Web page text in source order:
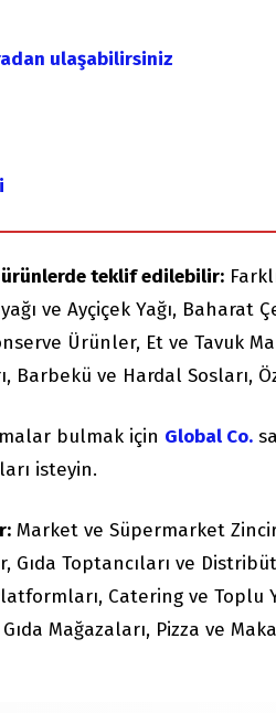
ulaşabilirsiniz
teklif edilebilir:
ve Ayçiçek Yağı, Baharat
Ürünler, Et ve Tavuk
Barbekü ve Hardal Sosları,
bulmak için Global Co.
isteyin.
Market ve Süpermarket
Toptancıları ve
Catering ve Toplu
Mağazaları, Pizza ve